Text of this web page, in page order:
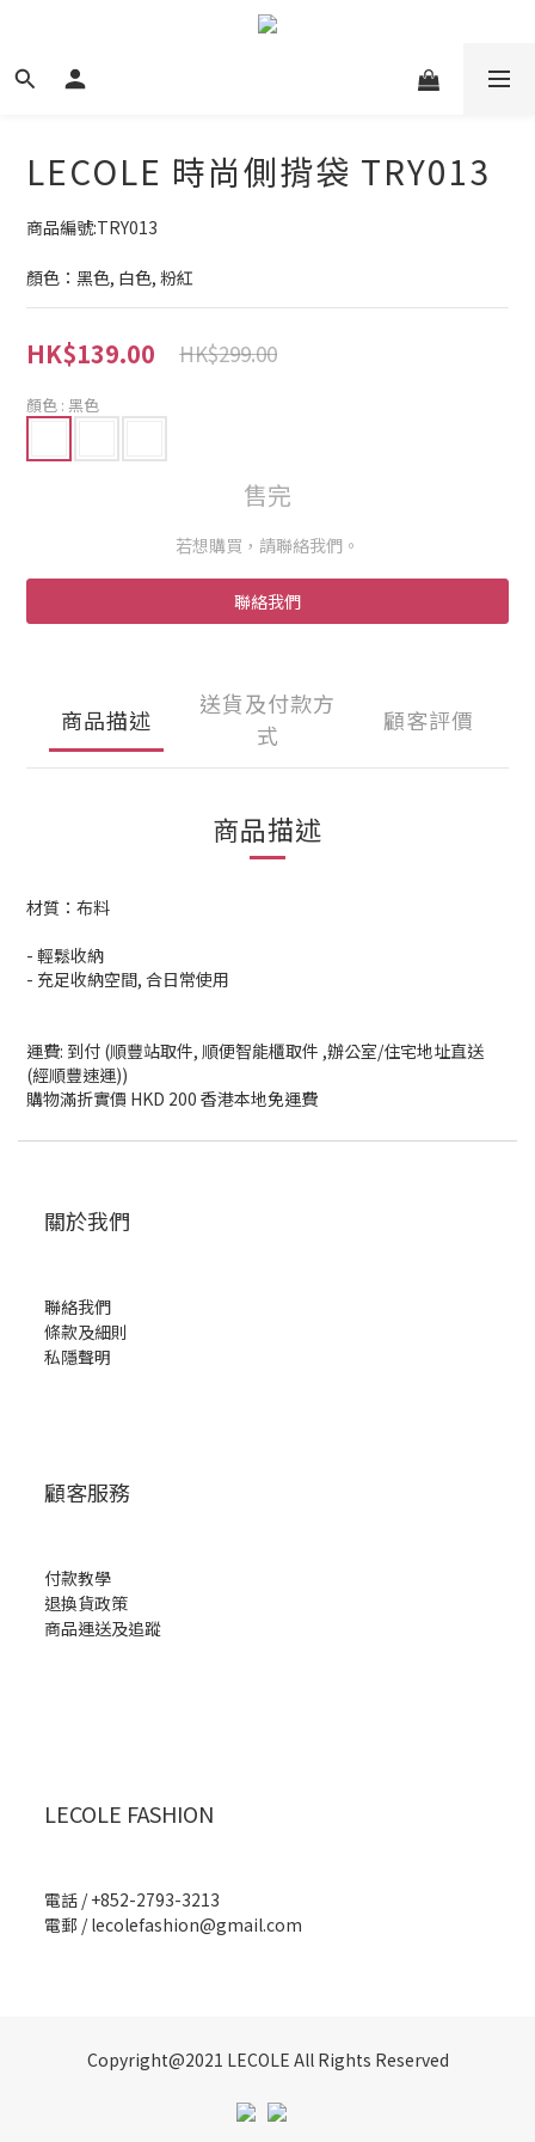
LECOLE 時尚側揹袋 TRY013
商品編號:TRY013
顏色：黑色, 白色, 粉紅
HK$139.00 HK$299.00
顏色 : 黑色
售完
若想購買，請聯絡我們。
聯絡我們
商品描述
送貨及付款方
式
顧客評價
商品描述
材質：布料
- 輕鬆收納
- 充足收納空間, 合日常使用
運費: 到付 (順豐站取件, 順便智能櫃取件 ,辦公室/住宅地址直送
(經順豐速運))
購物滿折實價 HKD 200 香港本地免運費
關於我們
聯絡我們
條款及細則
私隱聲明
顧客服務
付款教學
退換貨政策
商品運送及追蹤
LECOLE FASHION
電話 / +852-2793-3213
電郵 / lecolefashion@gmail.com
Copyright@2021 LECOLE All Rights Reserved